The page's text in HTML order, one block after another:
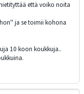
että voiko noita
ja se toimii kohona
10 koon koukkuja..